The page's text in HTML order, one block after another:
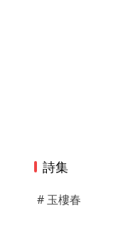
詩集
# 玉樓春